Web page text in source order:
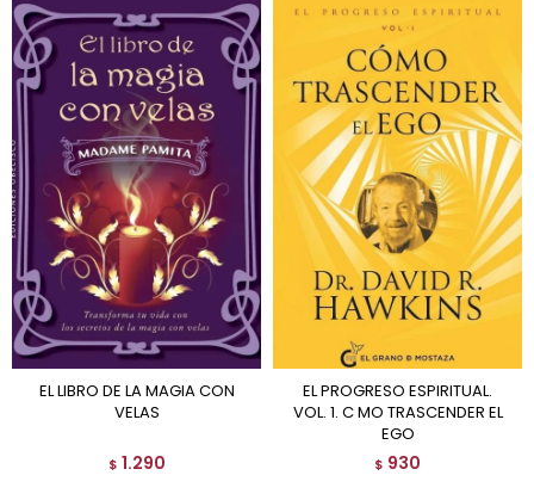
EL LIBRO DE LA MAGIA CON
VELAS
$ 1.290
EL PROGRESO ESPIRITUAL.
VOL. 1. C MO TRASCENDER EL
EGO
$ 930